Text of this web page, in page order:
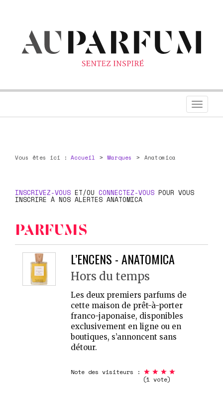
Vous êtes ici : Accueil Marques Anatomica
INSCRIVEZ-VOUS ET/OU CONNECTEZ-VOUS POUR VOUS
INSCRIRE À NOS ALERTES ANATOMICA
PARFUMS
L’ENCENS - ANATOMICA
Hors du temps
Les deux premiers parfums de
cette maison de prêt-à-porter
franco-japonaise, disponibles
exclusivement en ligne ou en
boutiques, s’annoncent sans
détour.
Note des visiteurs :
(1 vote)